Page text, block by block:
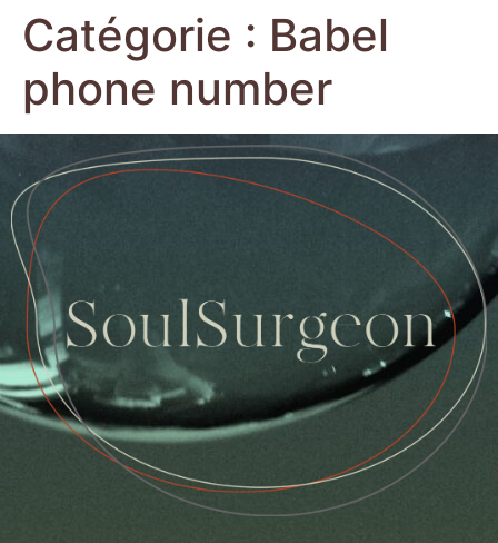
Catégorie : Babel
phone number